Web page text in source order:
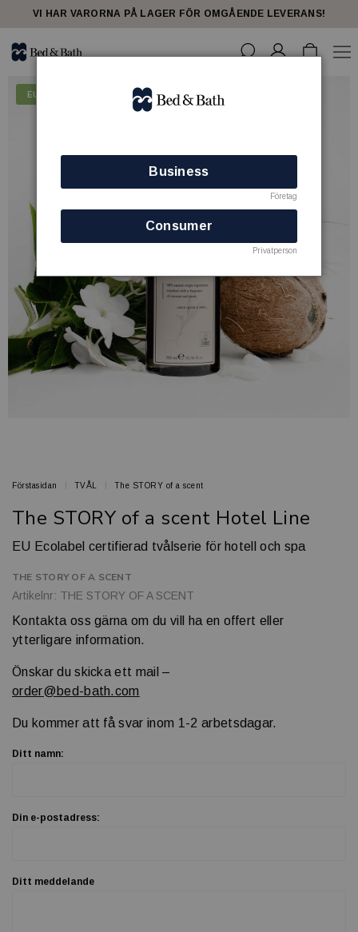
VI HAR VARORNA PÅ LAGER FÖR OMGÅENDE LEVERANS!
EU Ecolabel
Förstasidan TVÅL The STORY of a scent
The STORY of a scent Hotel Line
EU Ecolabel certifierad tvålserie för hotell och spa
THE STORY OF A SCENT
Artikelnr: THE STORY OF A SCENT
Kontakta oss gärna om du vill ha en offert eller
ytterligare information.
Önskar du skicka ett mail –
order@bed-bath.com
Du kommer att få svar inom 1-2 arbetsdagar.
Ditt namn:
Din e-postadress:
Ditt meddelande
Business
Företag
Consumer
Privatperson